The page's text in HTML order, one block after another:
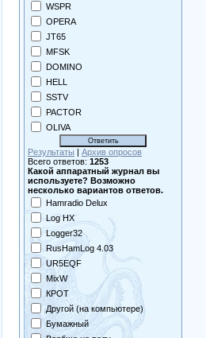
WSPR
OPERA
JT65
MFSK
DOMINO
HELL
SSTV
PACTOR
OLIVA
Результаты | Архив опросов
Всего ответов: 1253
Какой аппаратный журнал вы
используете? Возможно
несколько вариантов ответов.
Hamradio Delux
Log HX
Logger32
RusHamLog 4.03
UR5EQF
MixW
КРОТ
Другой (на компьютере)
Бумажный